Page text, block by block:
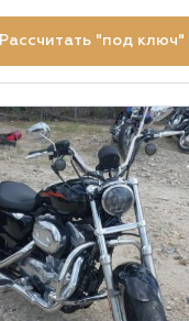
Рассчитать "под ключ"